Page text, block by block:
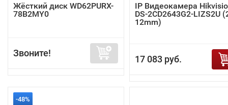
Жёсткий диск WD62PURX-
78B2MY0
Звоните!
IP Видеокамера
DS-2CD2643G2-LIZS2U
12mm)
17 083 руб.
-48%